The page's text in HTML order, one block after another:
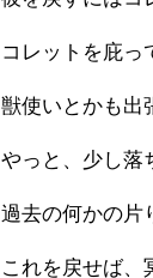
コレットを庇っ
獣使いとかも出
やっと、少し落
過去の何かの片
これを戻せば、